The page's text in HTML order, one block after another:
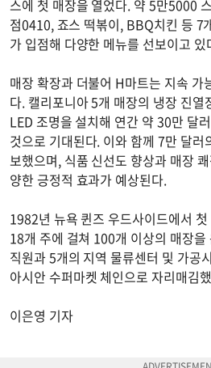
스에 첫 매장을 열었다. 약 5만5000
점0410, 죠스 떡볶이, BBQ치킨 등 7
가 입점해 다양한 메뉴를 선보이고 있
매장 확장과 더불어 H마트는 지속 가
다. 캘리포니아 5개 매장의 냉장 진열
LED 조명을 설치해 연간 약 30만 달
것으로 기대된다. 이와 함께 7만 달러
보했으며, 식품 신선도 향상과 매장
양한 긍정적 효과가 예상된다.
1982년 뉴욕 퀸즈 우드사이드에서
18개 주에 걸쳐 100개 이상의 매장
직원과 5개의 지역 물류센터 및 가공
아시안 수퍼마켓 체인으로 자리매김
이은영 기자